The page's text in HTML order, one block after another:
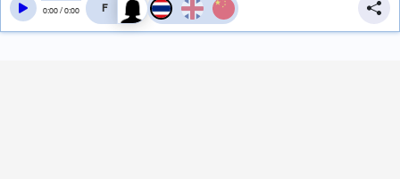
0:00/0:00